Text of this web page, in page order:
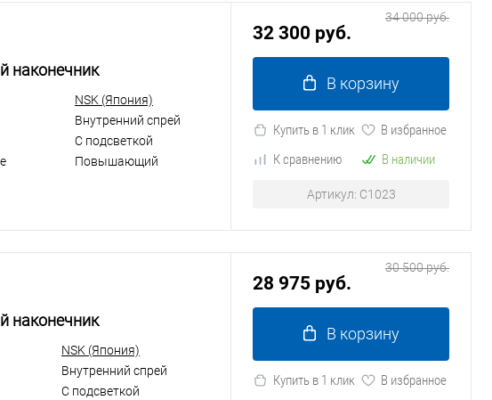
наконечник
NSK (Япония)
Внутренний спрей
С подсветкой
Повышающий
32 300 руб.
34 000 руб.
В корзину
Купить в 1 клик
В избранное
К сравнению
В наличии
Артикул: C1023
наконечник
NSK (Япония)
Внутренний спрей
С подсветкой
28 975 руб.
30 500 руб.
В корзину
Купить в 1 клик
В избранное